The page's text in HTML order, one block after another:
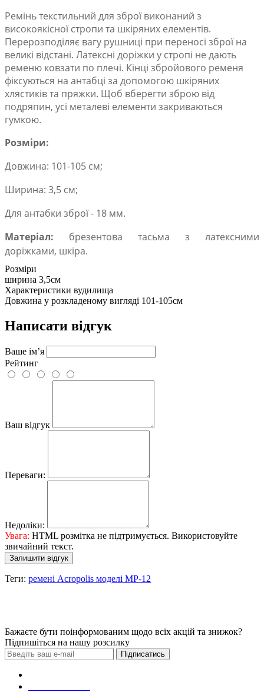
Ремінь текстильний для зброї виконаний з
високоякісної стропи та шкіряних елементів.
Перерозподіляє вагу рушниці при переносі зброї на
великі відстані. Латексні доріжки у стропі не дають
ременю ковзати по плечі. Кінці збройового ременя
фіксуються на антабці за допомогою шкіряних
хлястиків та пряжки. Щоб вберегти зброю від
подряпин, усі металеві елементи закриваються
гумкою.
Розміри:
Довжина: 101-105 см;
Ширина: 3,5 см;
Для антабки зброї - 18 мм.
Матеріал: брезентова тасьма з латексними
доріжками, шкіра.
Розміри
ширина 3,5см
Характеристики вудилища
Довжина у розкладеному вигляді 101-105см
Написати відгук
Ваше ім’я
Рейтинг
Ваш відгук
Переваги:
Недоліки:
Увага: HTML розмітка не підтримується. Використовуйте
звичайний текст.
Залишити відгук
Теги: ремені Acropolis моделі МР-12
Бажаєте бути поінформованим щодо всіх акцій та знижок?
Підпишіться на нашу розсилку
Підписатись